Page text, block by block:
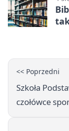
<< Poprzedni
Szkoła
czołówce